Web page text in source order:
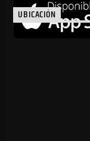
UBICACIÓN